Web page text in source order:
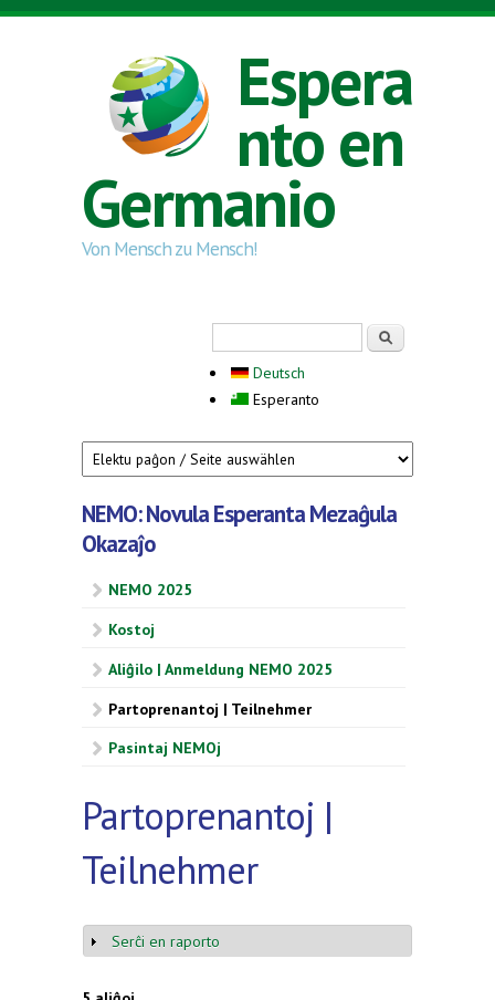
Skip to main content
Espera
nto en
Germanio
Von Mensch zu Mensch!
Deutsch
Esperanto
NEMO: Novula Esperanta Mezaĝula
Okazaĵo
NEMO 2025
Kostoj
Aliĝilo | Anmeldung NEMO 2025
Partoprenantoj | Teilnehmer
Pasintaj NEMOj
Partoprenantoj |
Teilnehmer
Show
Serĉi en raporto